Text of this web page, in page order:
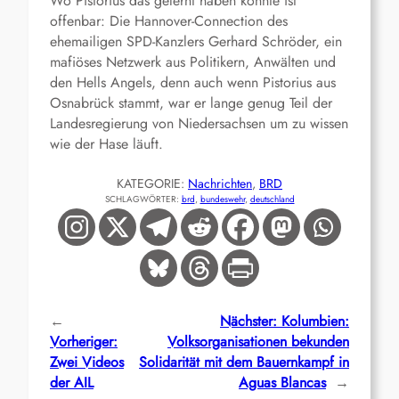
offenbar: Die Hannover-Connection des
ehemailigen SPD-Kanzlers Gerhard Schröder, ein
mafiöses Netzwerk aus Politikern, Anwälten und
den Hells Angels, denn auch wenn Pistorius aus
Osnabrück stammt, war er lange genug Teil der
Landesregierung von Niedersachsen um zu wissen
wie der Hase läuft.
KATEGORIE: Nachrichten, BRD
SCHLAGWÖRTER: brd, bundeswehr, deutschland
←
Vorheriger:
Zwei Videos
der AIL
Nächster: Kolumbien:
Volksorganisationen bekunden
Solidarität mit dem Bauernkampf in
Aguas Blancas →